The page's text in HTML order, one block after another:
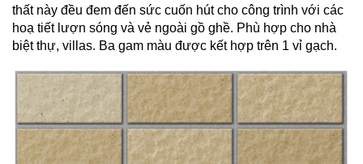
thất này đều đem đến sức cuốn hút cho công trình với các
hoạ tiết lượn sóng và vẻ ngoài gồ ghề. Phù hợp cho nhà
biệt thự, villas. Ba gam màu được kết hợp trên 1 vỉ gạch.